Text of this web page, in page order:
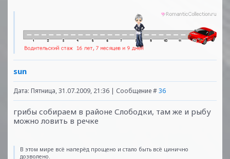
sun
Дата: Пятница, 31.07.2009, 21:36 | Сообщение #36
грибы собираем в районе Слободки, там же и рыбу
можно ловить в речке
В этом мире всё наперёд прощено и стало быть всё цинично
дозволено.